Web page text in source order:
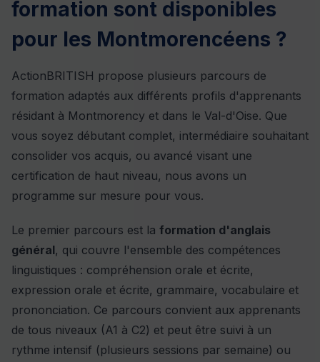
formation sont disponibles
pour les Montmorencéens ?
ActionBRITISH propose plusieurs parcours de
formation adaptés aux différents profils d'apprenants
résidant à Montmorency et dans le Val-d'Oise. Que
vous soyez débutant complet, intermédiaire souhaitant
consolider vos acquis, ou avancé visant une
certification de haut niveau, nous avons un
programme sur mesure pour vous.
Le premier parcours est la formation d'anglais
général, qui couvre l'ensemble des compétences
linguistiques : compréhension orale et écrite,
expression orale et écrite, grammaire, vocabulaire et
prononciation. Ce parcours convient aux apprenants
de tous niveaux (A1 à C2) et peut être suivi à un
rythme intensif (plusieurs sessions par semaine) ou